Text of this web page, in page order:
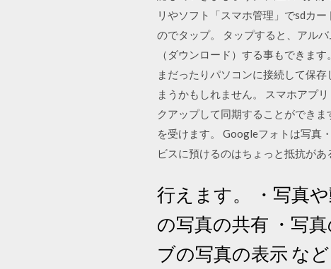
リやソフト「スマホ管理」でsdカ
のでタップ。 タップすると、アル
（ダウンロード）する事もできま
まだったりパソコンに接続して保
まうかもしれません。 スマホアプ
クアップして同期することができ
を受けます。 Googleフォトは写真
ビスに預けるのはちょっと抵抗があ
行えます。 ・写真
の写真の共有 ・写
ブの写真の表示 な